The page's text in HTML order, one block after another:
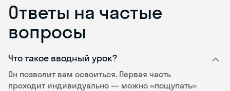
Ответы на частые
вопросы
Что такое вводный урок?
Он позволит вам освоиться. Первая часть
проходит индивидуально — можно «пощупать»